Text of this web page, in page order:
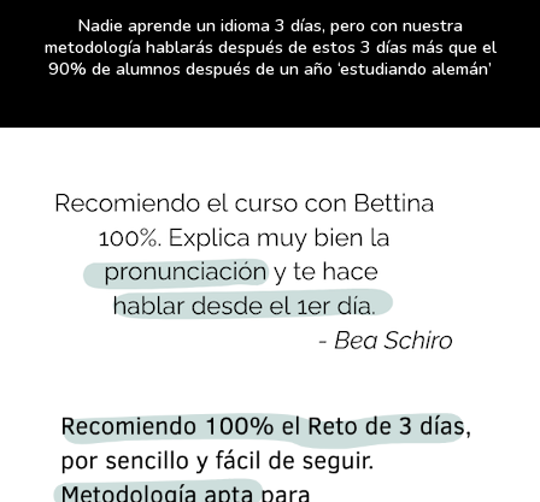
Nadie aprende un idioma 3 días, pero con nuestra
metodología hablarás después de estos 3 días más que el
90% de alumnos después de un año ‘estudiando alemán’